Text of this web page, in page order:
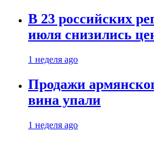
В 23 российских
июля снизились
1 неделя ago
Продажи
вина упали
1 неделя ago